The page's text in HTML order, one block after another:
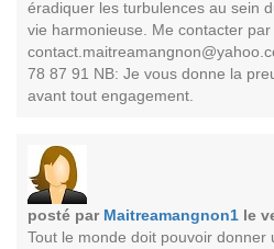
éradiquer les turbulences au sein
vie harmonieuse. Me contacter par
78 87 91 NB: Je vous donne la
avant tout engagement.
posté par Maitreamangnon1 le
Tout le monde doit pouvoir donner